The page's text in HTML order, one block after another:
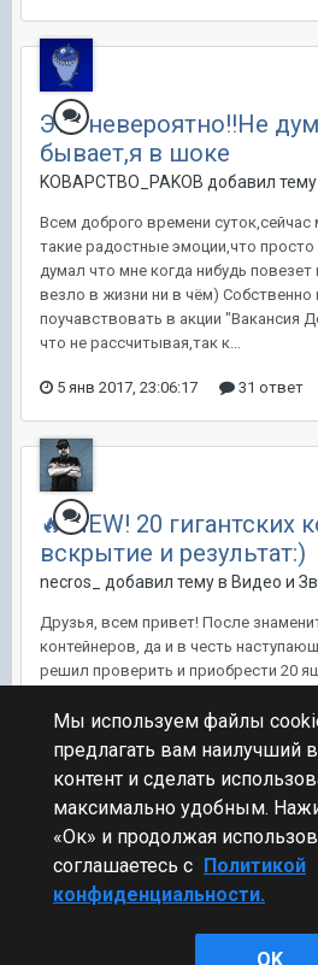
Это невероятно!!Не
бывает,я в шоке
KOBAPCTBO_PAKOB добавил
Всем доброго времени
такие радостные эмоции,что просто
думал что мне когда нибудь повезет
везло в жизни ни в чём) Собственно
поучавствовать в акции "Вакансия
что не рассчитывая,так к...
5 янв 2017, 23:06:17 31 ответ
🔥 NEW! 20 гигантских
вскрытие и результат:)
necros_ добавил тему в Видео и
Друзья, всем привет! После
контейнеров, да и в честь
решил проверить и приобрести 20
раза выпадали корабли (два раза 5
мого), ну а если...
16 дек 2020, 12:32:16 21 ответ
Стиль
Мы используем файлы
предлагать вам наилучший
контент и сделать
максимально удобным.
«Ок» и продолжая
соглашаетесь с Политикой
конфиденциальности.
OK